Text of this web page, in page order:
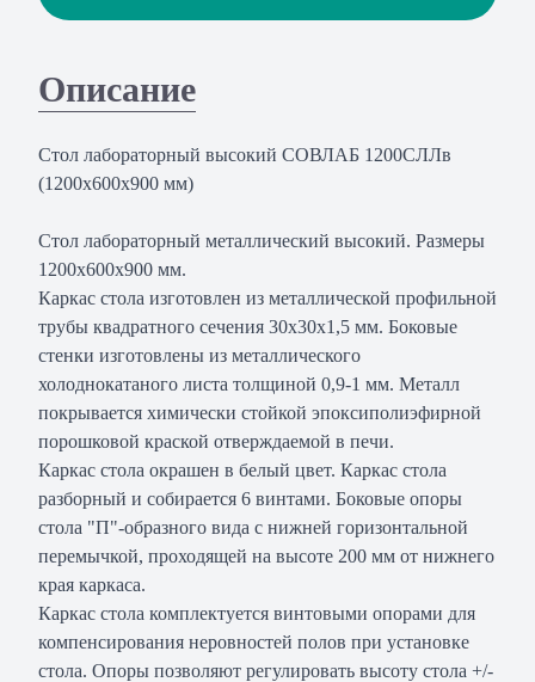
Описание
Стол лабораторный высокий СОВЛАБ 1200СЛЛв
(1200х600х900 мм)
Стол лабораторный металлический высокий. Размеры
1200х600х900 мм.
Каркас стола изготовлен из металлической профильной
трубы квадратного сечения 30х30х1,5 мм. Боковые
стенки изготовлены из металлического
холоднокатаного листа толщиной 0,9-1 мм. Металл
покрывается химически стойкой эпоксиполиэфирной
порошковой краской отверждаемой в печи.
Каркас стола окрашен в белый цвет. Каркас стола
разборный и собирается 6 винтами. Боковые опоры
стола "П"-образного вида с нижней горизонтальной
перемычкой, проходящей на высоте 200 мм от нижнего
края каркаса.
Каркас стола комплектуется винтовыми опорами для
компенсирования неровностей полов при установке
стола. Опоры позволяют регулировать высоту стола +/-